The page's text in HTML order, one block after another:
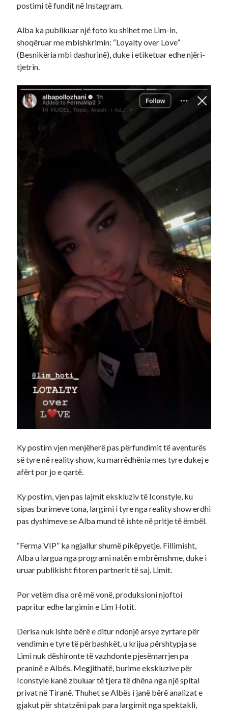
postimi të fundit në Instagram.
Alba ka publikuar një foto ku shihet me Lim-in,
shoqëruar me mbishkrimin: “Loyalty over Love”
(Besnikëria mbi dashurinë), duke i etiketuar edhe njëri-
tjetrin.
Ky postim vjen menjëherë pas përfundimit të aventurës
së tyre në reality show, ku marrëdhënia mes tyre dukej e
afërt por jo e qartë.
Ky postim, vjen pas lajmit ekskluziv të Iconstyle, ku
sipas burimeve tona, largimi i tyre nga reality show erdhi
pas dyshimeve se Alba mund të ishte në pritje të ëmbël.
“Ferma VIP” ka ngjallur shumë pikëpyetje. Fillimisht,
Alba u largua nga programi natën e mbrëmshme, duke i
uruar publikisht fitoren partnerit të saj, Limit.
Por vetëm disa orë më vonë, produksioni njoftoi
papritur edhe largimin e Lim Hotit.
Derisa nuk ishte bërë e ditur ndonjë arsye zyrtare për
vendimin e tyre të përbashkët, u krijua përshtypja se
Limi nuk dëshironte të vazhdonte pjesëmarrjen pa
praninë e Albës. Megjithatë, burime ekskluzive për
Iconstyle kanë zbuluar të tjera të dhëna nga një spital
privat në Tiranë. Thuhet se Albës i janë bërë analizat e
gjakut për shtatzëni pak para largimit nga spektakli,